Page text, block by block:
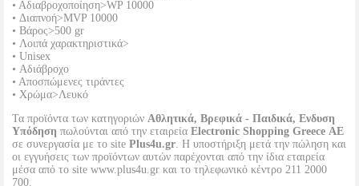
• Αδιαβροχοποίηση>WP 10000
• Διαπνοή>MVP 10000
• Βάρος>500 gr
• Λοιπά χαρακτηριστικά>
• Unisex
• Αδιάβροχο
• Αποσπώμενες τιράντες
• Χρώμα>Λευκό
Τα προϊόντα των κατηγοριών Αθλητικά, Βρεφικά - Παιδικά, Ενδυση
Υπόδηση πωλούνται από την εταιρεία Electronic Shopping Greece ΑΕ
σε συνεργασία με το site Plus4u.gr. Η υποστήριξη μετά την πώληση και
οι εγγυήσεις των προϊόντων αυτών παρέχονται από την ίδια εταιρεία
μέσα από το site www.plus4u.gr και το τηλεφωνικό κέντρο 211 2000
700.